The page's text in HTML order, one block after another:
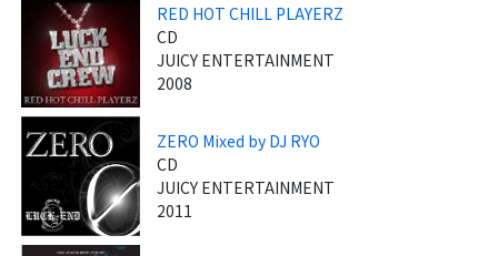
RED HOT CHILL PLAYERZ
CD
JUICY ENTERTAINMENT
2008
ZERO Mixed by DJ RYO
CD
JUICY ENTERTAINMENT
2011